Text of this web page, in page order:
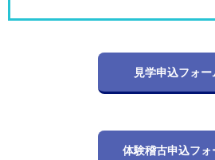
見学申込フォー
体験稽古申込フォ